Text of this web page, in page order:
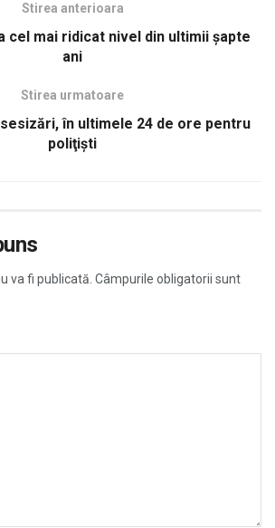
Stirea anterioara
cel mai ridicat nivel din ultimii șapte
ani
Stirea urmatoare
în ultimele 24 de ore pentru
poliţişti
va fi publicată. Câmpurile obligatorii sunt